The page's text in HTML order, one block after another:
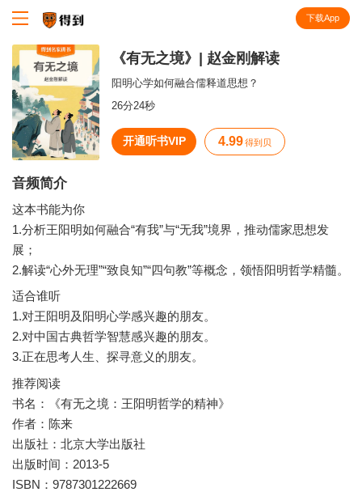
下载App
《有无之境》| 赵金刚解读
阳明心学如何融合儒释道思想？
26分24秒
开通听书VIP 4.99 得到贝
音频简介
这本书能为你
1.分析王阳明如何融合“有我”与“无我”境界，推动儒家思想发
展；
2.解读“心外无理”“致良知”“四句教”等概念，领悟阳明哲学精髓。
适合谁听
1.对王阳明及阳明心学感兴趣的朋友。
2.对中国古典哲学智慧感兴趣的朋友。
3.正在思考人生、探寻意义的朋友。
推荐阅读
书名：《有无之境：王阳明哲学的精神》
作者：陈来
出版社：北京大学出版社
出版时间：2013-5
ISBN：9787301222669